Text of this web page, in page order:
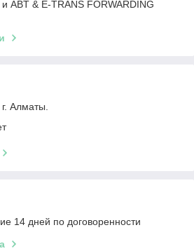
ABT & E-TRANS FORWARDING
Алматы.
14 дней по договоренности